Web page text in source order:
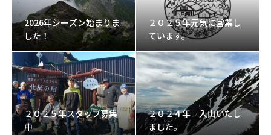
2026年シーズン始まりま
した！
２０２５年元気に営業し
ています。
２０２５年スタッフ募集
中
２０２４年 入山いたし
ました。